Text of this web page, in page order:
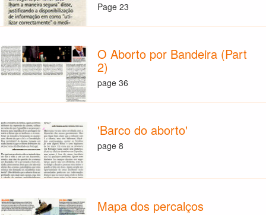
Page 23
O Aborto por Bandeira (Part
2)
page 36
'Barco do aborto'
page 8
Mapa dos percalços